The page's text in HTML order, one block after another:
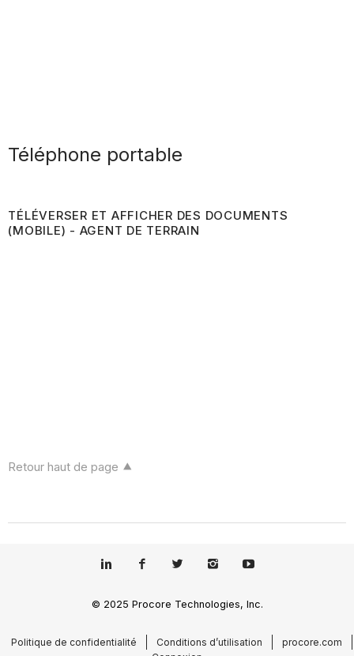
Téléphone portable
TÉLÉVERSER ET AFFICHER DES DOCUMENTS
(MOBILE) - AGENT DE TERRAIN
Retour haut de page
© 2025 Procore Technologies, Inc.
Politique de confidentialité Conditions d’utilisation
procore.com